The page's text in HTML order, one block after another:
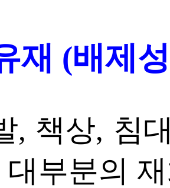
재 (배제
, 책상, 침
대부분의